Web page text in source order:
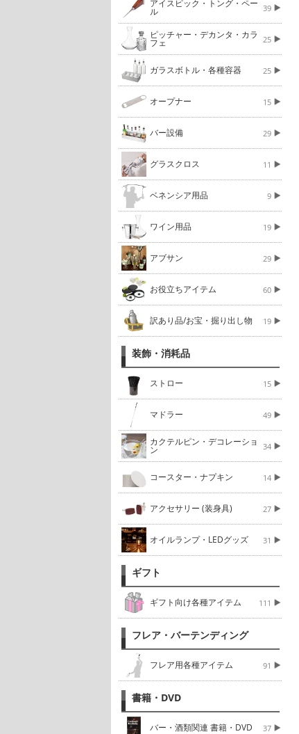
アイスピック・トング・ペー
ル 39
ピッチャー・デカンタ・カラ
フェ 25
ガラスボトル・各種容器 25
オープナー 15
バー設備 29
グラスクロス 11
ベネンシア用品 9
ワイン用品 19
アブサン 29
お役立ちアイテム 60
訳あり品/お宝・掘り出し物 19
装飾・消耗品
ストロー 15
マドラー 49
カクテルピン・デコレーショ
ン 34
コースター・ナプキン 14
アクセサリー (装身具) 27
オイルランプ・LEDグッズ 31
ギフト
ギフト向け各種アイテム 111
フレア・バーテンディング
フレア用各種アイテム 91
書籍・DVD
バー・酒類関連 書籍・DVD 37